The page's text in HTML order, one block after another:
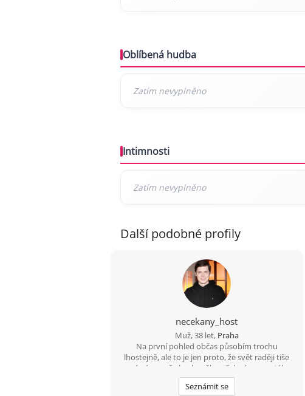
Oblíbená hudba
Intimnosti
Další podobné profily
necekany_host
Muž, 38 let, Praha
Na první pohled občas působím trochu
lhostejně, ale to je jen proto, že svět raději tiše
vnímám, než abych měl potřebu ho neustále
komentovat. Pokud se se mnou naučíš sdílet
tohle ticho, jiskra přeskočí sama.
Seznámit se